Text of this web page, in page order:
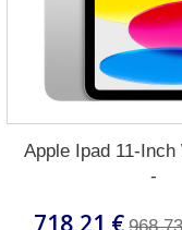
Apple Ipad 11-
-
718,21 €